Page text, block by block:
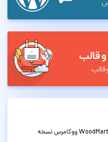
قالب فروشگاهی چندمنظوره وودمارت WoodMart ووکامرس نسخه